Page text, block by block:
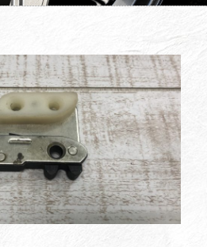
Company
Recruit